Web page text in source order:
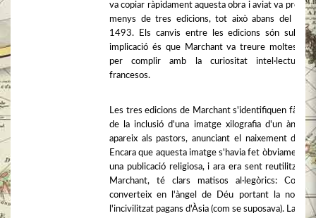
va copiar ràpidament aquesta obra i aviat va produir
menys de tres edicions, tot això abans del final
1493. Els canvis entre les edicions són subtils.
implicació és que Marchant va treure moltes
per complir amb la curiositat intel·lectual
francesos.
Les tres edicions de Marchant s'identifiquen
de la inclusió d'una imatge xilografia d'un àngel
apareix als pastors, anunciant el naixement de
Encara que aquesta imatge s'havia fet òbviament
una publicació religiosa, i ara era sent reutilitzada
Marchant, té clars matisos al·legòrics: Colom
converteix en l'àngel de Déu portant la nova
l'incivilitzat pagans d'Àsia (com se suposava). La